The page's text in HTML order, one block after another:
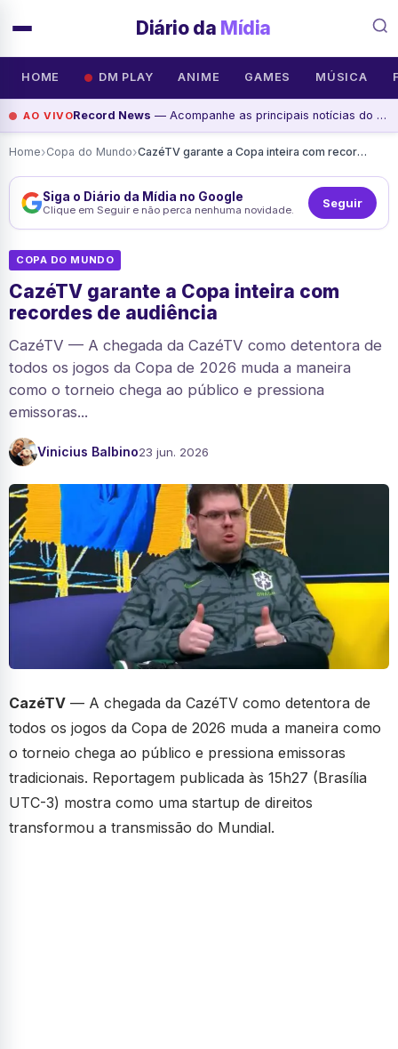
Diário da Mídia
HOME DM PLAY ANIME GAMES MÚSICA
AO VIVORecord News — Acompanhe as principais notícias do dia na Record News, assista agora
Home›Copa do Mundo› CazéTV garante a Copa inteira com recordes de audiência
Siga o Diário da Mídia no Google
Clique em Seguir e não perca nenhuma novidade. Seguir
COPA DO MUNDO
CazéTV garante a Copa inteira com
recordes de audiência
CazéTV — A chegada da CazéTV como detentora de
todos os jogos da Copa de 2026 muda a maneira
como o torneio chega ao público e pressiona
emissoras...
Vinicius Balbino23 jun. 2026
CazéTV — A chegada da CazéTV como detentora de
todos os jogos da Copa de 2026 muda a maneira como
o torneio chega ao público e pressiona emissoras
tradicionais. Reportagem publicada às 15h27 (Brasília
UTC-3) mostra como uma startup de direitos
transformou a transmissão do Mundial.